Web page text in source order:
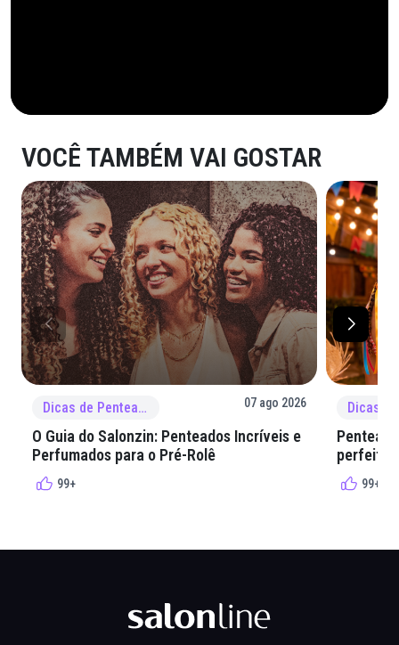
VOCÊ TAMBÉM VAI GOSTAR
Dicas de Penteado 07 ago 2026
O Guia do Salonzin: Penteados Incríveis e
Perfumados para o Pré-Rolê
99+
perfeita
99+